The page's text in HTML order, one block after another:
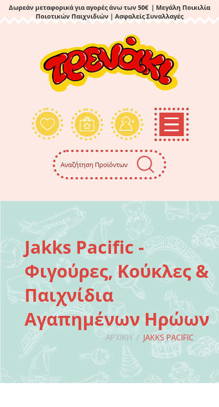
Δωρεάν μεταφορικά για αγορές άνω των 50€ | Μεγάλη Ποικιλία
Ποιοτικών Παιχνιδιών | Ασφαλείς Συναλλαγές
Jakks Pacific -
Φιγούρες, Κούκλες &
Παιχνίδια
Αγαπημένων Ηρώων
ΑΡΧΙΚΉ / JAKKS PACIFIC